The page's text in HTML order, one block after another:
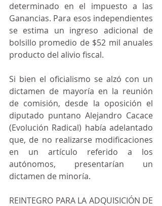
determinado en el impuesto a las
Ganancias. Para esos independientes
se estima un ingreso adicional de
bolsillo promedio de $52 mil anuales
producto del alivio fiscal.
Si bien el oficialismo se alzó con un
dictamen de mayoría en la reunión
de comisión, desde la oposición el
diputado puntano Alejandro Cacace
(Evolución Radical) había adelantado
que, de no realizarse modificaciones
en un artículo referido a los
autónomos, presentarían un
dictamen de minoría.
REINTEGRO PARA LA ADQUISICIÓN DE